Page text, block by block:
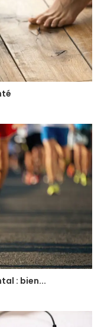
: bien...